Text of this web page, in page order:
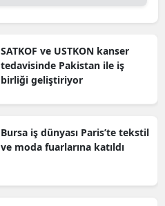
SATKOF ve USTKON kanser
tedavisinde Pakistan ile iş
birliği geliştiriyor
Bursa iş dünyası Paris’te tekstil
ve moda fuarlarına katıldı